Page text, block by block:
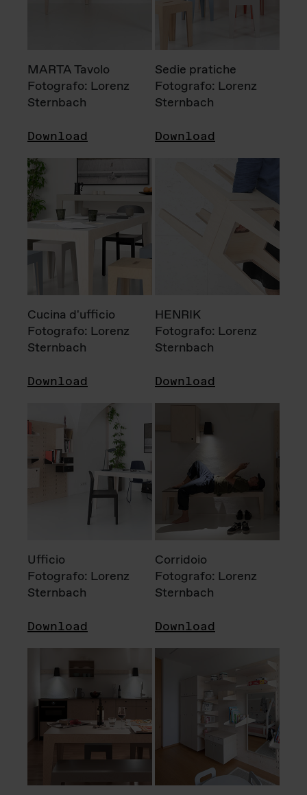
MARTA Tavolo
Fotografo: Lorenz
Sternbach
Download
Sedie pratiche
Fotografo: Lorenz
Sternbach
Download
Cucina d'ufficio
Fotografo: Lorenz
Sternbach
Download
HENRIK
Fotografo: Lorenz
Sternbach
Download
Ufficio
Fotografo: Lorenz
Sternbach
Download
Corridoio
Fotografo: Lorenz
Sternbach
Download